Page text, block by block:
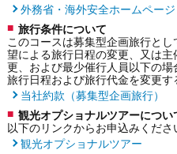
外務省・海外安全ホームページ
旅行条件について
このコースは募集型企画旅行と
望による旅行日程の変更、又は
更、および最少催行人員以下の
旅行日程および旅行代金を変更す
当社約款（募集型企画旅行）
観光オプショナルツアーについ
以下のリンクからお申込みくださ
観光オプショナルツアー